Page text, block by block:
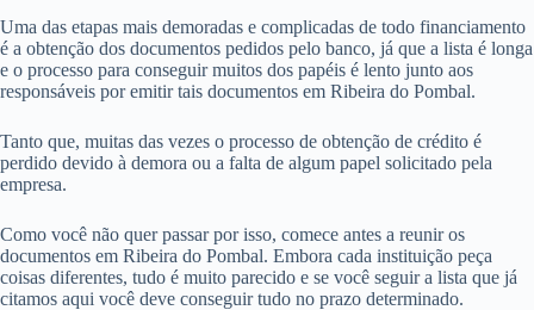
Uma das etapas mais demoradas e complicadas de todo financiamento
é a obtenção dos documentos pedidos pelo banco, já que a lista é longa
e o processo para conseguir muitos dos papéis é lento junto aos
responsáveis por emitir tais documentos em Ribeira do Pombal.
Tanto que, muitas das vezes o processo de obtenção de crédito é
perdido devido à demora ou a falta de algum papel solicitado pela
empresa.
Como você não quer passar por isso, comece antes a reunir os
documentos em Ribeira do Pombal. Embora cada instituição peça
coisas diferentes, tudo é muito parecido e se você seguir a lista que já
citamos aqui você deve conseguir tudo no prazo determinado.